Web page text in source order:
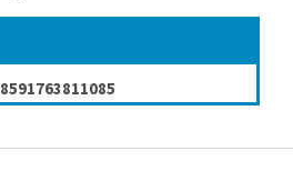
8591763811085